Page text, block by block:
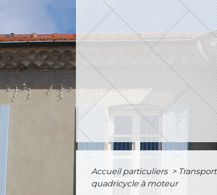
Accueil particuliers >
quadricycle à moteur